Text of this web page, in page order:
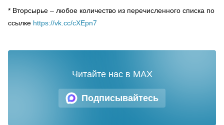
* Вторсырье – любое количество из перечисленного списка по
ссылке https://vk.cc/cXEpn7
Подписывайтесь
Читайте нас в MAX